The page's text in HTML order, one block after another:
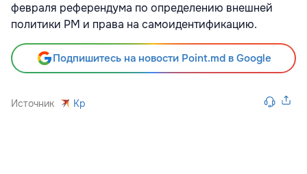
февраля референдума по определению внешней
политики РМ и права на самоидентификацию.
Подпишитесь на новости Point.md в Google
Источник Kp